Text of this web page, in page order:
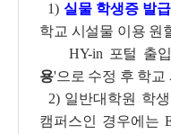
1) 실물 학생증 발
학교 시설물 이용 원
HY-in 포털 출입
용'으로 수정 후 학교
2) 일반대학원 학
캠퍼스인 경우에는